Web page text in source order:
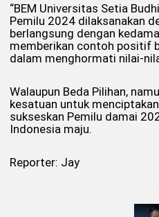
“BEM Universitas Setia
Pemilu 2024 dilaksanakan
berlangsung dengan
memberikan contoh positif
dalam menghormati nilai-
Walaupun Beda Pilihan,
kesatuan untuk
sukseskan Pemilu damai
Indonesia maju.
Reporter: Jay